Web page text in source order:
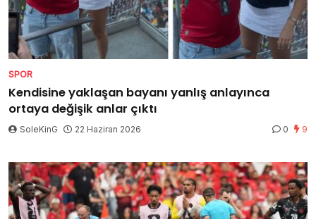
SPOR
Kendisine yaklaşan bayanı yanlış anlayınca
ortaya değişik anlar çıktı
SoleKinG 22 Haziran 2026 0 9